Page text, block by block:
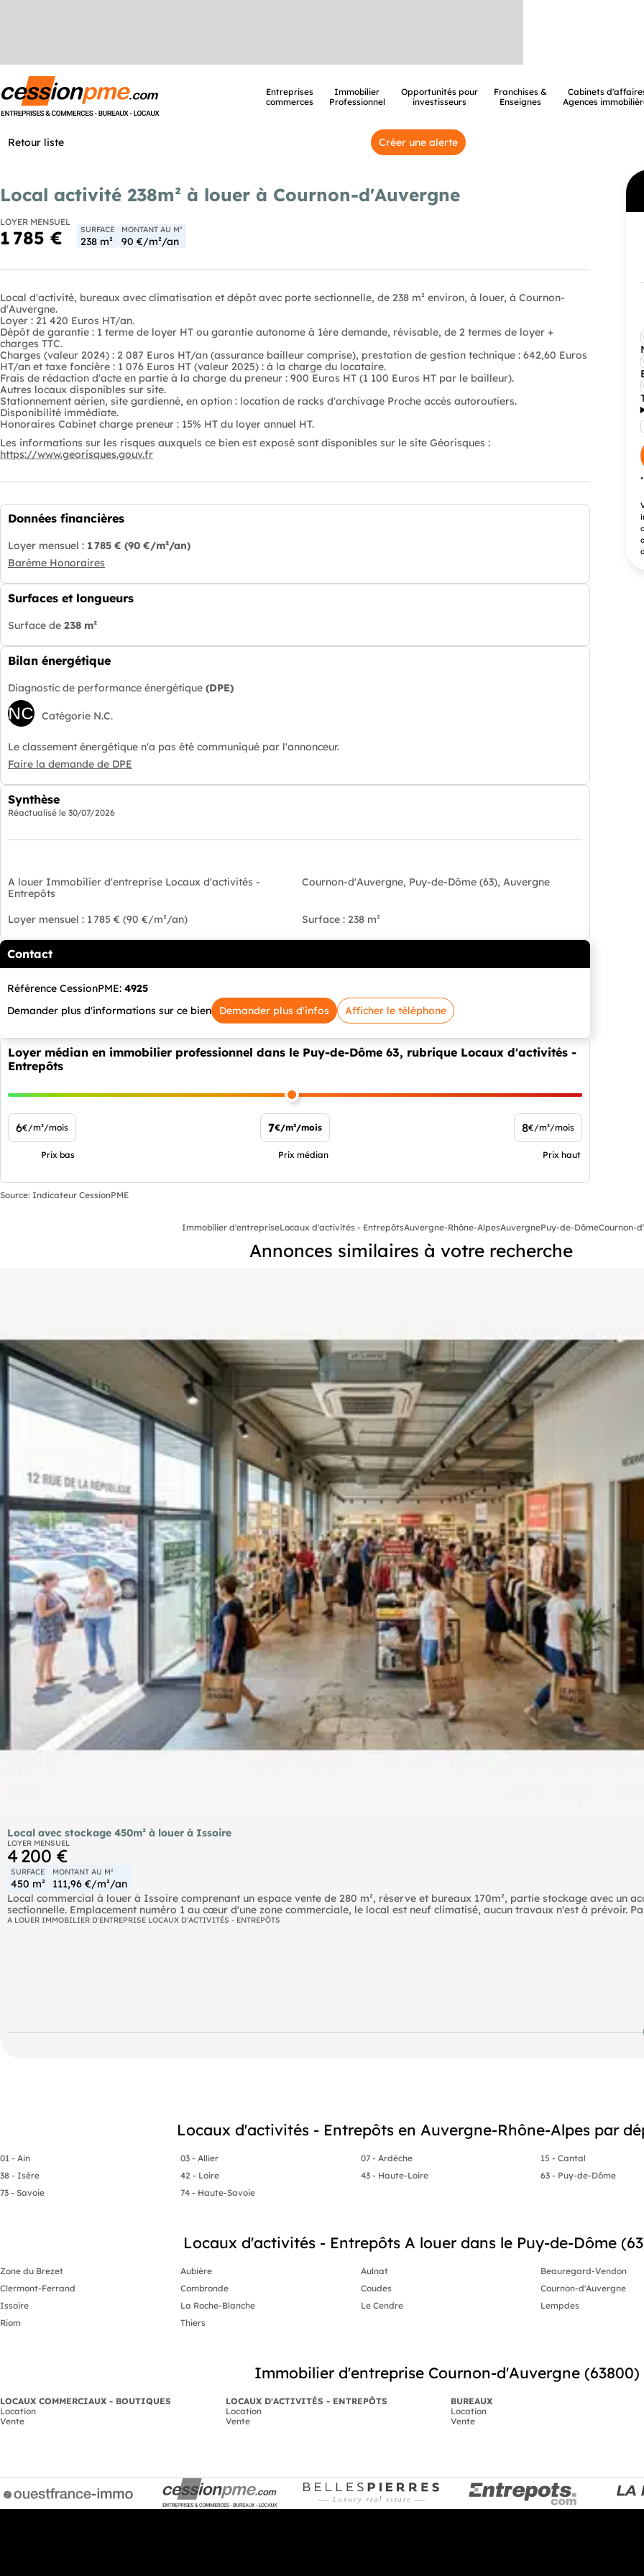
Entreprises
commerces
Immobilier
Professionnel
Opportunités pour
investisseurs
Franchises &
Enseignes
Cabinets
Agences
Retour liste Créer une alerte
Local activité 238m² à louer à Cournon-d'Auvergne
LOYER MENSUEL
1 785 € SURFACE
238 m²
MONTANT AU M²
90 €/m²/an
Local d'activité, bureaux avec climatisation et dépôt avec porte sectionnelle, de 238 m² environ, à louer, à Cournon-
d'Auvergne.
Loyer : 21 420 Euros HT/an.
Dépôt de garantie : 1 terme de loyer HT ou garantie autonome à 1ère demande, révisable, de 2 termes de loyer +
charges TTC.
Charges (valeur 2024) : 2 087 Euros HT/an (assurance bailleur comprise), prestation de gestion technique : 642,60 Euros
HT/an et taxe foncière : 1 076 Euros HT (valeur 2025) : à la charge du locataire.
Frais de rédaction d'acte en partie à la charge du preneur : 900 Euros HT (1 100 Euros HT par le bailleur).
Autres locaux disponibles sur site.
Stationnement aérien, site gardienné, en option : location de racks d'archivage Proche accès autoroutiers.
Disponibilité immédiate.
Honoraires Cabinet charge preneur : 15% HT du loyer annuel HT.
Les informations sur les risques auxquels ce bien est exposé sont disponibles sur le site Géorisques :
https://www.georisques.gouv.fr
Données financières
Loyer mensuel : 1 785 € (90 €/m²/an)
Barème Honoraires
Surfaces et longueurs
Surface de 238 m²
Bilan énergétique
Diagnostic de performance énergétique (DPE)
NC Catégorie N.C.
Le classement énergétique n'a pas été communiqué par l'annonceur.
Faire la demande de DPE
Synthèse
Réactualisé le 30/07/2026
A louer Immobilier d'entreprise Locaux d'activités -
Entrepôts
Cournon-d'Auvergne, Puy-de-Dôme (63), Auvergne
Loyer mensuel : 1 785 € (90 €/m²/an) Surface : 238 m²
Contact
Référence CessionPME: 4925
Demander plus d'informations sur ce bien
Demander plus d'infos Afficher le téléphone
Loyer médian en immobilier professionnel dans le Puy-de-Dôme 63, rubrique Locaux d'activités -
Entrepôts
6€/m²/mois
Prix bas
7€/m²/mois
Prix médian
8€/m²/mois
Prix haut
Source: Indicateur CessionPME
Immobilier d'entrepriseLocaux d'activités - EntrepôtsAuvergne-Rhône-AlpesAuvergnePuy-de-DômeCournon-
Annonces similaires à votre recherche
Local avec stockage 450m² à louer à Issoire
LOYER MENSUEL
4 200 €
SURFACE
450 m²
MONTANT AU M²
111,96 €/m²/an
Local commercial à louer à Issoire comprenant un espace vente de 280 m², réserve et bureaux 170m², partie stockage avec un
sectionnelle. Emplacement numéro 1 au cœur d'une zone commerciale, le local est neuf climatisé, aucun travaux n'est à prévoir.
gratuit, activité commerçante, franchise ou artisan.
A LOUER IMMOBILIER D'ENTREPRISE LOCAUX D'ACTIVITÉS - ENTREPÔTS
Locaux d'activités - Entrepôts en Auvergne-Rhône-Alpes par
01 - Ain 03 - Allier 07 - Ardèche 15 - Cantal
38 - Isère
42 - Loire 43 - Haute-Loire 63 - Puy-de-Dôme
73 - Savoie
74 - Haute-Savoie
Locaux d'activités - Entrepôts A louer dans le Puy-de-Dôme
Zone du Brezet Aubière Aulnat Beauregard-Vendon
Clermont-Ferrand
Combronde Coudes Cournon-d'Auvergne
Issoire
La Roche-Blanche Le Cendre Lempdes
Riom
Thiers
Immobilier d'entreprise Cournon-d'Auvergne (63800)
LOCAUX COMMERCIAUX - BOUTIQUES
Location
Vente
LOCAUX D'ACTIVITÉS - ENTREPÔTS
Location
Vente
BUREAUX
Location
Vente